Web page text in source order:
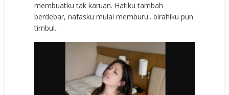
membuatku tak karuan. Hatiku tambah
berdebar, nafasku mulai memburu.. birahiku pun
timbul..